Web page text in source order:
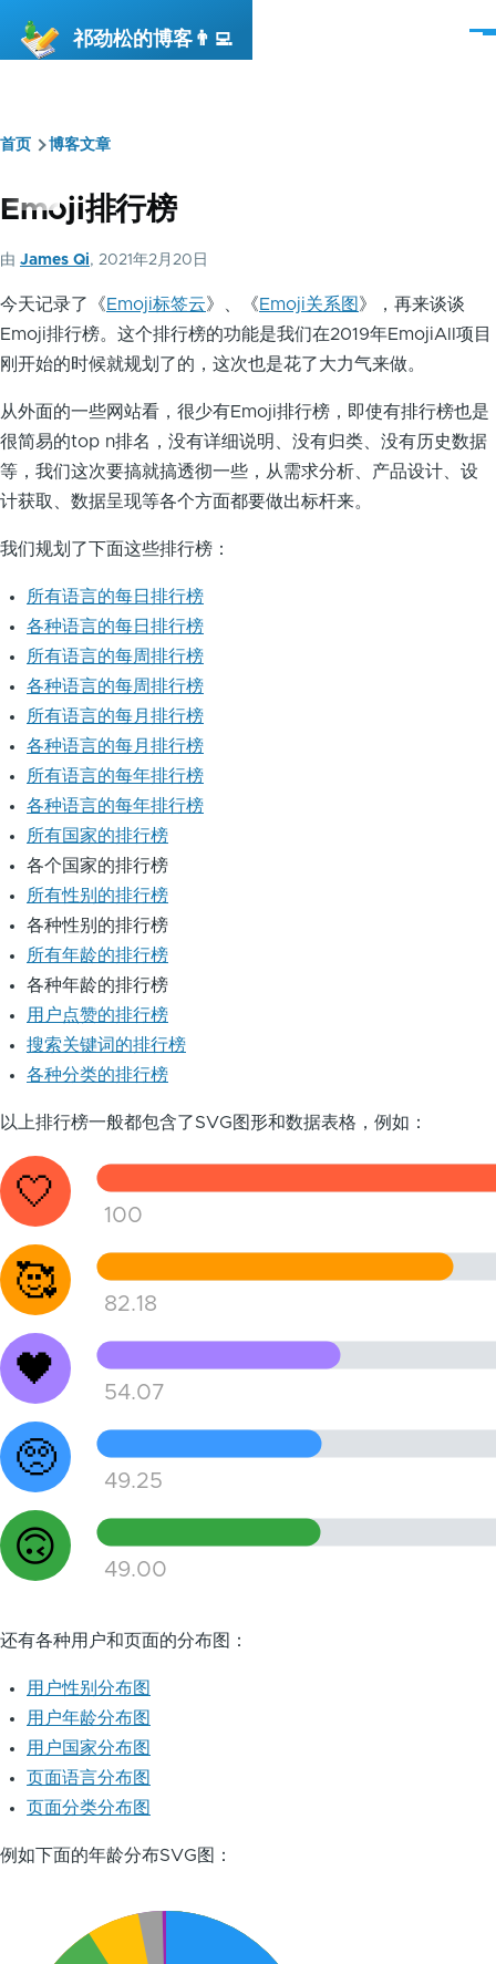
祁劲松的博客👨‍💻
菜
面
包
首页 博客文章
Emoji排行榜
由 James Qi, 2021年2月20日
今天记录了《 Emoji标签云》、《 Emoji关系图 》，再来谈谈
Emoji排行榜。这个排行榜的功能是我们在2019年EmojiAll项目
刚开始的时候就规划了的，这次也是花了大力气来做。
从外面的一些网站看，很少有Emoji排行榜，即使有排行榜也是
很简易的top n排名，没有详细说明、没有归类、没有历史数据
等，我们这次要搞就搞透彻一些，从需求分析、产品设计、设
计获取、数据呈现等各个方面都要做出标杆来。
我们规划了下面这些排行榜：
所有语言的每日排行榜
各种语言的每日排行榜
所有语言的每周排行榜
各种语言的每周排行榜
所有语言的每月排行榜
各种语言的每月排行榜
所有语言的每年排行榜
各种语言的每年排行榜
所有国家的排行榜
各个国家的排行榜
所有性别的排行榜
各种性别的排行榜
所有年龄的排行榜
各种年龄的排行榜
用户点赞的排行榜
搜索关键词的排行榜
各种分类的排行榜
以上排行榜一般都包含了SVG图形和数据表格，例如：
🤍
🥰
🖤
🥺
🙃
100
82.18
54.07
49.25
49.00
还有各种用户和页面的分布图：
用户性别分布图
用户年龄分布图
用户国家分布图
页面语言分布图
页面分类分布图
例如下面的年龄分布SVG图：